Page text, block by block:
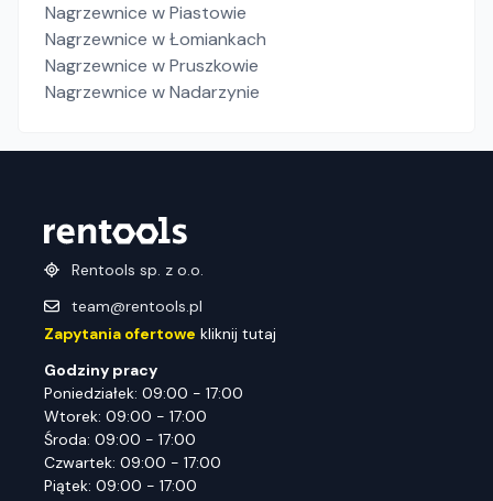
Nagrzewnice w Piastowie
Nagrzewnice w Łomiankach
Nagrzewnice w Pruszkowie
Nagrzewnice w Nadarzynie
Rentools sp. z o.o.
team@rentools.pl
Zapytania ofertowe kliknij tutaj
Godziny pracy
Poniedziałek: 09:00 - 17:00
Wtorek: 09:00 - 17:00
Środa: 09:00 - 17:00
Czwartek: 09:00 - 17:00
Piątek: 09:00 - 17:00